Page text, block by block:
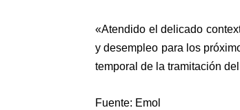
«Atendido el delicado
y desempleo para los
temporal de la tramitación
Fuente: Emol